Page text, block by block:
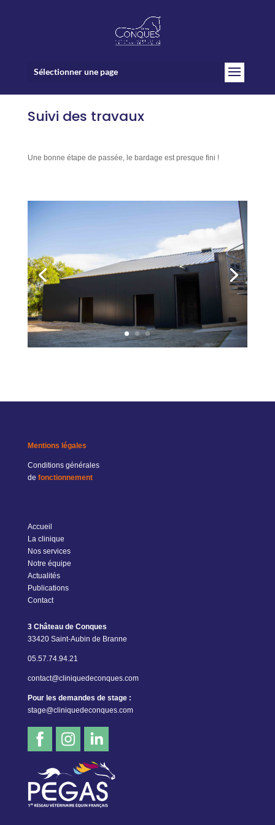
Sélectionner une page
Suivi des travaux
Une bonne étape de passée, le bardage est presque fini !
Mentions légales
Conditions générales
de fonctionnement
Accueil
La clinique
Nos services
Notre équipe
Actualités
Publications
Contact
3 Château de Conques
33420 Saint-Aubin de Branne
05.57.74.94.21
contact@cliniquedeconques.com
Pour les demandes de stage :
stage@cliniquedeconques.com